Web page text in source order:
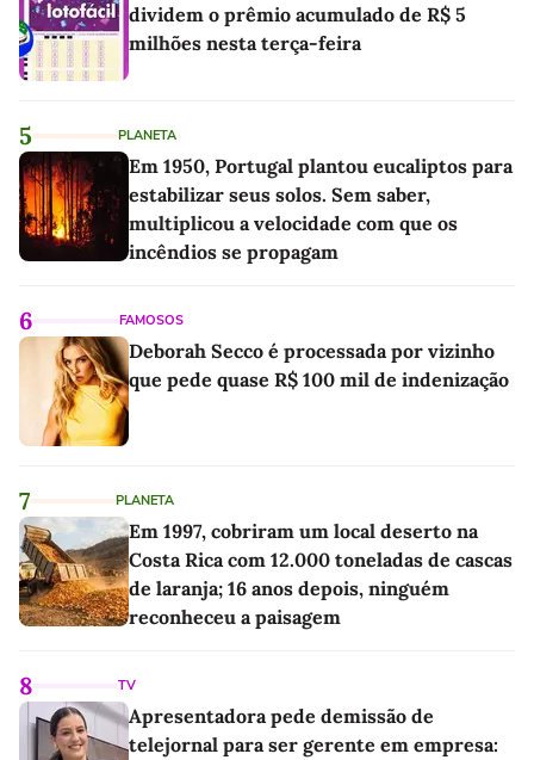
dividem o prêmio acumulado de R$ 5
milhões nesta terça-feira
5 PLANETA
Em 1950, Portugal plantou eucaliptos para
estabilizar seus solos. Sem saber,
multiplicou a velocidade com que os
incêndios se propagam
6 FAMOSOS
Deborah Secco é processada por vizinho
que pede quase R$ 100 mil de indenização
7 PLANETA
Em 1997, cobriram um local deserto na
Costa Rica com 12.000 toneladas de cascas
de laranja; 16 anos depois, ninguém
reconheceu a paisagem
8 TV
Apresentadora pede demissão de
telejornal para ser gerente em empresa: